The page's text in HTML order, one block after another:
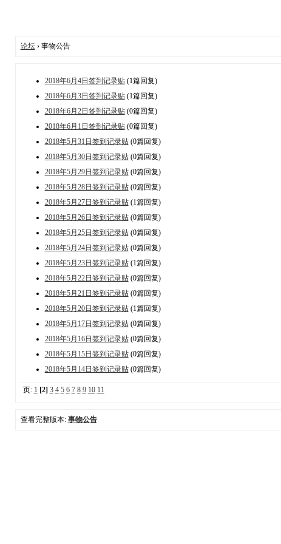
论坛› 事物公告
2018年6月4日签到记录贴(1篇回复)
2018年6月3日签到记录贴(1篇回复)
2018年6月2日签到记录贴(0篇回复)
2018年6月1日签到记录贴(0篇回复)
2018年5月31日签到记录贴(0篇回复)
2018年5月30日签到记录贴(0篇回复)
2018年5月29日签到记录贴(0篇回复)
2018年5月28日签到记录贴(0篇回复)
2018年5月27日签到记录贴(1篇回复)
2018年5月26日签到记录贴(0篇回复)
2018年5月25日签到记录贴(0篇回复)
2018年5月24日签到记录贴(0篇回复)
2018年5月23日签到记录贴(1篇回复)
2018年5月22日签到记录贴(0篇回复)
2018年5月21日签到记录贴(0篇回复)
2018年5月20日签到记录贴(1篇回复)
2018年5月17日签到记录贴(0篇回复)
2018年5月16日签到记录贴(0篇回复)
2018年5月15日签到记录贴(0篇回复)
2018年5月14日签到记录贴(0篇回复)
页: 1 [2] 3 4 5 6 7 8 9 10 11
查看完整版本: 事物公告